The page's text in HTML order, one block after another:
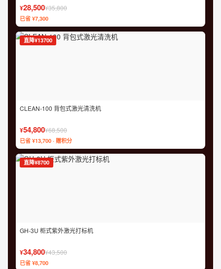
¥28,500¥35,800
已省 ¥7,300
直降¥13700
CLEAN-100 背包式激光清洗机
¥54,800¥68,500
已省 ¥13,700 · 赠积分
直降¥8700
GH-3U 柜式紫外激光打标机
¥34,800¥43,500
已省 ¥8,700